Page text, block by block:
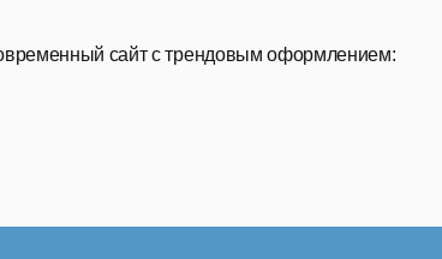
сайт с трендовым оформлением: